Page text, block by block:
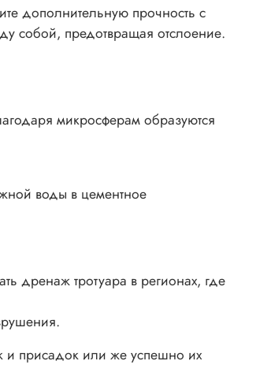
дополнительную прочность с
собой, предотвращая отслоение.
микросферам образуются
воды в цементное
дренаж тротуара в регионах, где
и присадок или же успешно их